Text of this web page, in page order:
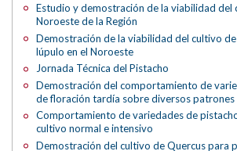
Estudio y demostración de la viabilidad del
Noroeste de la Región
Demostración de la viabilidad del cultivo
lúpulo en el Noroeste
Jornada Técnica del Pistacho
Demostración del comportamiento de
de floración tardía sobre diversos patrones
Comportamiento de variedades de
cultivo normal e intensivo
Demostración del cultivo de Quercus para